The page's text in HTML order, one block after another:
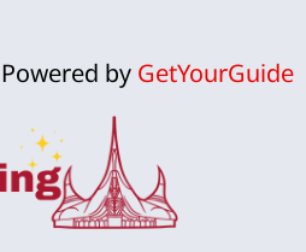
Powered by GetYourGuide